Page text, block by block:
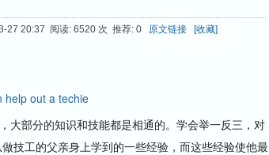
27 20:37 阅读: 6520 次 推荐: 0 原文链接 [收藏]
help out a techie
部分的知识和技能都是相通的。学会举一反三，对
技工的父亲身上学到的一些经验，而这些经验使他最